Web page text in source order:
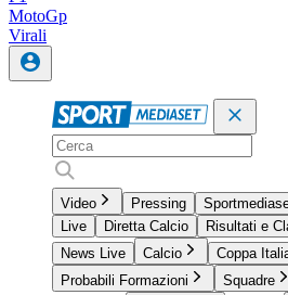
MotoGp
Virali
Video Pressing
Live
Diretta Calcio
Risultati e
News Live
Calcio Coppa
Probabili Formazioni
Squadre